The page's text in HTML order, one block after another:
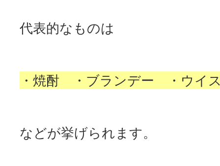
代表的なものは
・焼酎 ・ブランデー ・ウイ
などが挙げられます。